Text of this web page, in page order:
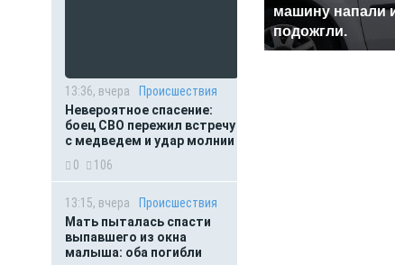
13:36, вчера
Происшествия
Невероятное спасение:
боец СВО пережил встречу
с медведем и удар молнии
0
106
13:15, вчера
Происшествия
Мать пыталась спасти
выпавшего из окна
малыша: оба погибли
машину напали
подожгли.